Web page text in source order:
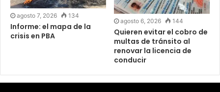
agosto 7, 2026 134
Informe: el mapa de la
crisis en PBA
agosto 6, 2026 144
Quieren evitar el cobro de
multas de tránsito al
renovar la licencia de
conducir